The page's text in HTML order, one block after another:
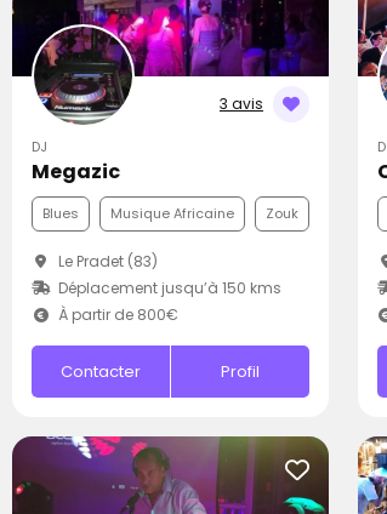
3 avis
DJ
Megazic
Blues Musique Africaine Zouk
Le Pradet (83)
Déplacement jusqu’à 150 kms
À partir de 800€
Contacter Profil